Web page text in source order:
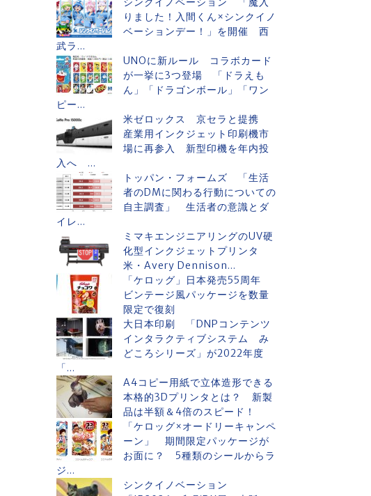
りました！入間くん×シンクイノ
ベーションデー！」を開催 西
武ラ...
UNOに新ルール コラボカード
が一挙に3つ登場 「ドラえも
ん」「ドラゴンボール」「ワン
ピー...
米ゼロックス 京セラと提携
産業用インクジェット印刷機市
場に再参入 新型印機を年内投
入へ ...
トッパン・フォームズ 「生活
者のDMに関わる行動についての
自主調査」 生活者の意識とダ
イレ...
ミマキエンジニアリングのUV硬
化型インクジェットプリンタ
米・Avery Dennison...
「ケロッグ」日本発売55周年
ビンテージ風パッケージを数量
限定で復刻
大日本印刷 「DNPコンテンツ
インタラクティブシステム み
どころシリーズ」が2022年度
「...
A4コピー用紙で立体造形できる
本格的3Dプリンタとは？ 新製
品は半額＆4倍のスピード！
「ケロッグ×オードリーキャンペ
ーン」 期間限定パッケージが
お面に？ 5種類のシールからラ
ジ...
シンクイノベーション